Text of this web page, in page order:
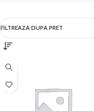
FILTREAZA DUPA PRET